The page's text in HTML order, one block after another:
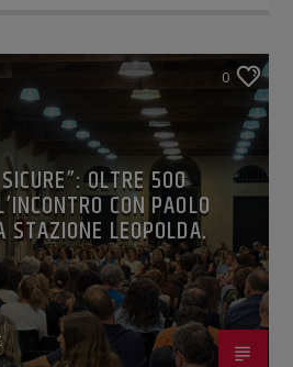
0
OLTRE 500
CON PAOLO
STAZIONE LEOPOLDA.